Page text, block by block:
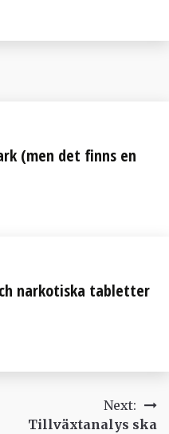
(men det finns en
narkotiska tabletter
Next:
Tillväxtanalys ska